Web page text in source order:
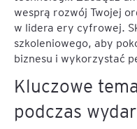
wesprą rozwój Twojej
w lidera ery cyfrowej.
szkoleniowego, aby
biznesu i wykorzystać
Kluczowe
podczas